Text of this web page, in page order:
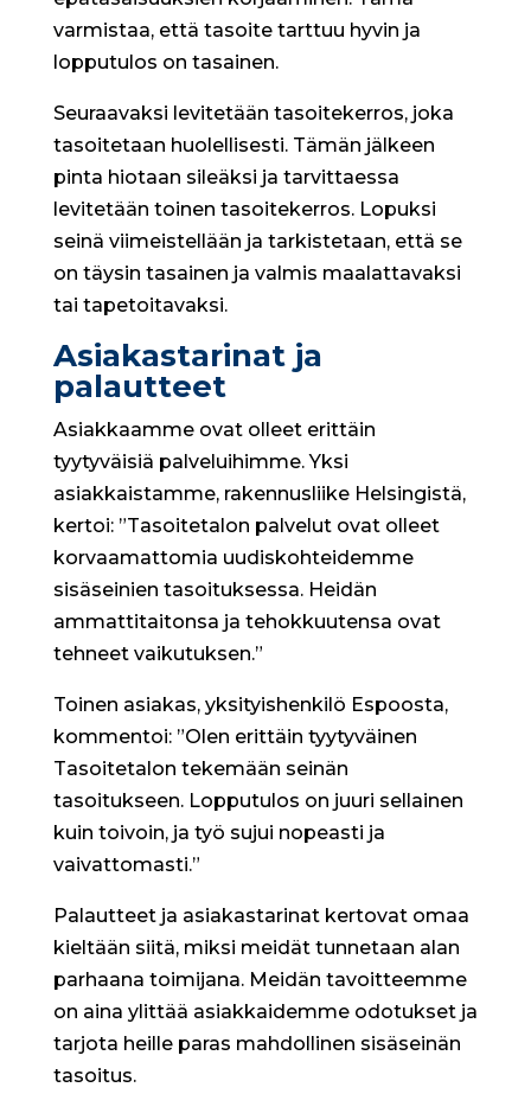
varmistaa, että tasoite tarttuu hyvin ja
lopputulos on tasainen.
Seuraavaksi levitetään tasoitekerros, joka
tasoitetaan huolellisesti. Tämän jälkeen
pinta hiotaan sileäksi ja tarvittaessa
levitetään toinen tasoitekerros. Lopuksi
seinä viimeistellään ja tarkistetaan, että se
on täysin tasainen ja valmis maalattavaksi
tai tapetoitavaksi.
Asiakastarinat ja
palautteet
Asiakkaamme ovat olleet erittäin
tyytyväisiä palveluihimme. Yksi
asiakkaistamme, rakennusliike Helsingistä,
kertoi: ”Tasoitetalon palvelut ovat olleet
korvaamattomia uudiskohteidemme
sisäseinien tasoituksessa. Heidän
ammattitaitonsa ja tehokkuutensa ovat
tehneet vaikutuksen.”
Toinen asiakas, yksityishenkilö Espoosta,
kommentoi: ”Olen erittäin tyytyväinen
Tasoitetalon tekemään seinän
tasoitukseen. Lopputulos on juuri sellainen
kuin toivoin, ja työ sujui nopeasti ja
vaivattomasti.”
Palautteet ja asiakastarinat kertovat omaa
kieltään siitä, miksi meidät tunnetaan alan
parhaana toimijana. Meidän tavoitteemme
on aina ylittää asiakkaidemme odotukset ja
tarjota heille paras mahdollinen sisäseinän
tasoitus.